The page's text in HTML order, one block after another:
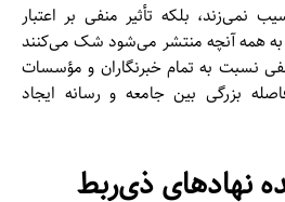
نمی‌زند، بلکه تأثیر منفی بر اعتبار
به همه آنچه منتشر می‌شود شک می‌کنند
نسبت به تمام خبرنگاران و مؤسسات
بزرگی بین جامعه و رسانه ایجاد
نهادهای ذی‌ربط